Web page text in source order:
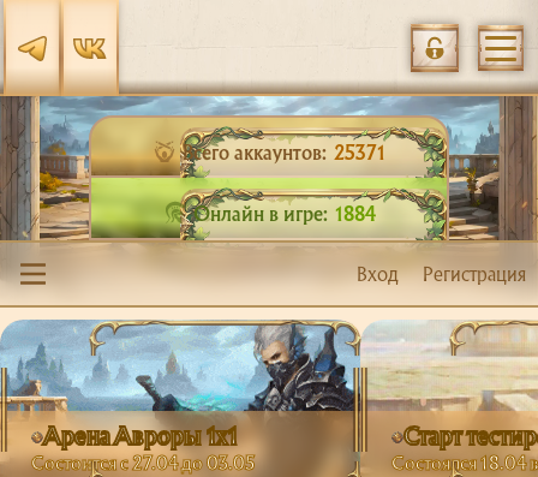
Всего аккаунтов: 25371
Онлайн в игре: 1884
Вход Регистрация
Арена Авроры 1х1
Состоится с 27.04 до 03.05
Старт
Состоялся 18.04